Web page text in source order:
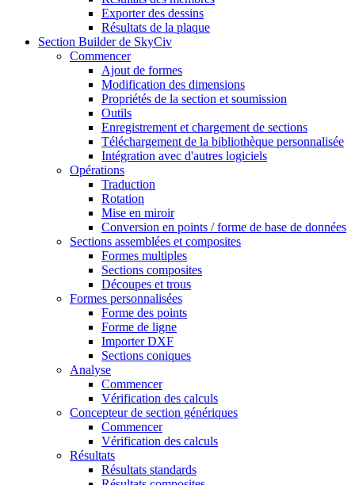
Exporter des dessins
Résultats de la plaque
Section Builder de SkyCiv
Commencer
Ajout de formes
Modification des dimensions
Propriétés de la section et soumission
Outils
Enregistrement et chargement de sections
Téléchargement de la bibliothèque personnalisée
Intégration avec d'autres logiciels
Opérations
Traduction
Rotation
Mise en miroir
Conversion en points / forme de base de données
Sections assemblées et composites
Formes multiples
Sections composites
Découpes et trous
Formes personnalisées
Forme des points
Forme de ligne
Importer DXF
Sections coniques
Analyse
Commencer
Vérification des calculs
Concepteur de section génériques
Commencer
Vérification des calculs
Résultats
Résultats standards